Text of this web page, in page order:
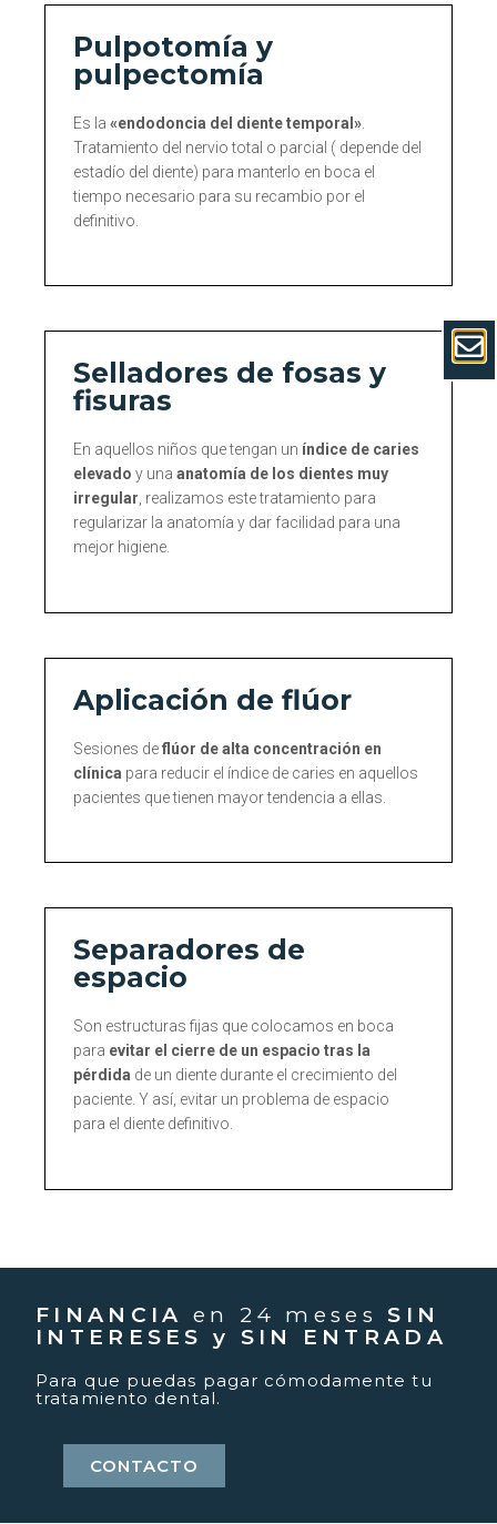
Pulpotomía y
pulpectomía
Es la «endodoncia del diente temporal»
Tratamiento del nervio total o parcial ( depende del
estadío del diente) para manterlo en boca el
tiempo necesario para su recambio por el
definitivo.
Selladores de fosas y
fisuras
En aquellos niños que tengan un índice de caries
elevado y una anatomía de los dientes muy
irregular, realizamos este tratamiento para
regularizar la anatomía y dar facilidad para una
mejor higiene.
Aplicación de flúor
Sesiones deflúor de alta concentración en
clínica para reducir el índice de caries en aquellos
pacientes que tienen mayor tendencia a ellas.
Separadores de
espacio
Son estructuras fijas que colocamos en boca
para evitar el cierre de un espacio tras la
pérdida de un diente durante el crecimiento del
paciente. Y así, evitar un problema de espacio
para el diente definitivo.
FINANCIA en 24 mesesSIN
INTERESES y SIN ENTRADA
Para que puedas pagar cómodamente tu
tratamiento dental.
CONTACTO